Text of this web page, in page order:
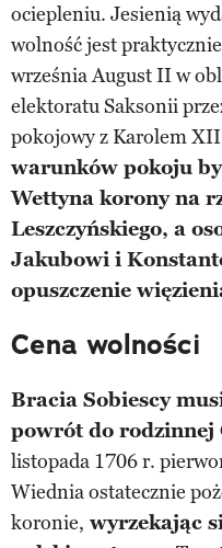
ociepleniu. Jesienią
wolność jest
września August II w
elektoratu Saksonii
pokojowy z Karolem
warunków pokoju
Wettyna korony na
Leszczyńskiego, a
Jakubowi i
opuszczenie
Cena wolności
Bracia Sobiescy
powrót do rodzinnej
listopada 1706 r.
Wiednia ostatecznie
koronie, wyrzekając